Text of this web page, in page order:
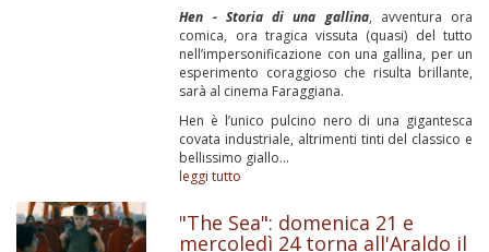
Hen - Storia di una gallina, avventura ora
comica, ora tragica vissuta (quasi) del tutto
nell’impersonificazione con una gallina, per un
esperimento coraggioso che risulta brillante,
sarà al cinema Faraggiana.
Hen è l’unico pulcino nero di una gigantesca
covata industriale, altrimenti tinti del classico e
bellissimo giallo...
leggi tutto
"The Sea": domenica 21 e
mercoledì 24 torna all'Araldo il